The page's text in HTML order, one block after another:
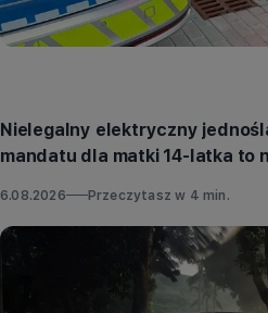
Nielegalny elektryczny
mandatu dla matki 14-latka to
6.08.2026 Przeczytasz w 4 min.